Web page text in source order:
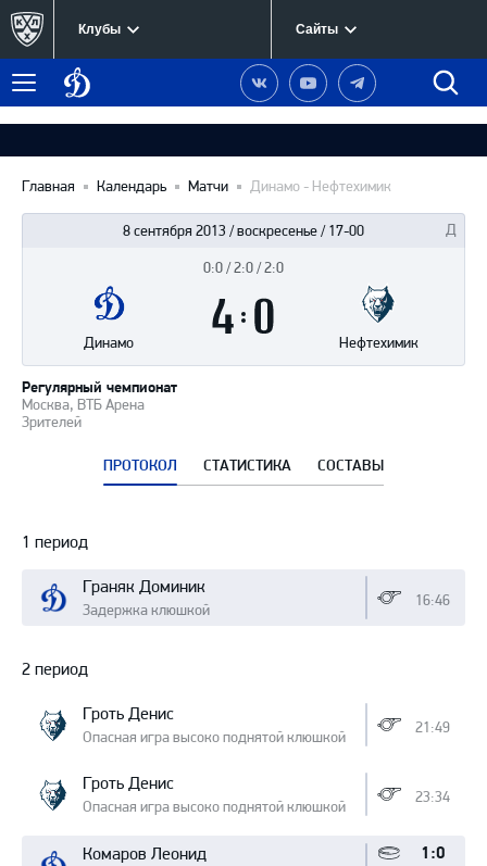
Клубы Сайты
Меню
Динамо
Москва
Наша
группа
Вконтакте
Наш
канал
YouTube
Наш
канал
Telegram
Главная Календарь Матчи Динамо - Нефтехимик
8 сентября 2013 / воскресенье / 17-00
Москва, ВТБ Арена
Зрителей
Регулярный чемпионат
матча
0:0 / 2:0 / 2:0
Динамо Нефтехимик
ПРОТОКОЛ СТАТИСТИКА СОСТАВЫ
Протокол
1 период
Граняк Доминик
Задержка клюшкой
16:46
2 период
Гроть Денис
Опасная игра высоко поднятой клюшкой
21:49
Гроть Денис
Опасная игра высоко поднятой клюшкой
23:34
Комаров Леонид 1:0